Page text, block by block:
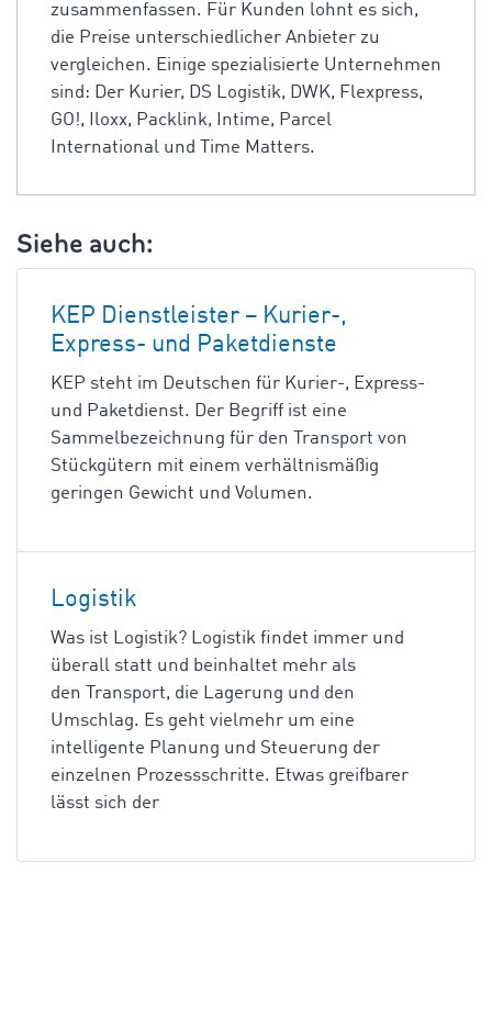
zusammenfassen. Für Kunden lohnt es sich,
die Preise unterschiedlicher Anbieter zu
vergleichen. Einige spezialisierte Unternehmen
sind: Der Kurier, DS Logistik, DWK, Flexpress,
GO!, Iloxx, Packlink, Intime, Parcel
International und Time Matters.
Siehe auch:
KEP Dienstleister – Kurier-,
Express- und Paketdienste
KEP steht im Deutschen für Kurier-, Express-
und Paketdienst. Der Begriff ist eine
Sammelbezeichnung für den Transport von
Stückgütern mit einem verhältnismäßig
geringen Gewicht und Volumen.
Logistik
Was ist Logistik? Logistik findet immer und
überall statt und beinhaltet mehr als
den Transport, die Lagerung und den
Umschlag. Es geht vielmehr um eine
intelligente Planung und Steuerung der
einzelnen Prozessschritte. Etwas greifbarer
lässt sich der